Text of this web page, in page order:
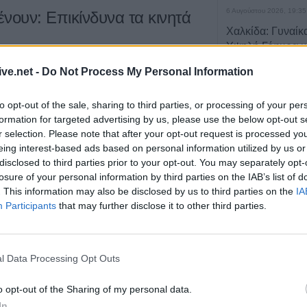
- Do Not Process My Personal Information
opt-out of the sale, sharing to third parties, or processing of your
for targeted advertising by us, please use the below opt-out
selection. Please note that after your opt-out request is processed
interest-based ads based on personal information utilized by us
to third parties prior to your opt-out. You may separately
of your personal information by third parties on the IAB’s list of
This information may also be disclosed by us to third parties on the
Participants that may further disclose it to other third parties.
Data Processing Opt Outs
opt-out of the Sharing of my personal data.
Επικίνδυνα τα κινητά
κινδύνου γιαεμφάνιση καρκίνου στον εγκέφαλο
από τον Παγκόσμιο Οργανισμό Υγείας (ΠΟΥ).
31 Μαΐου 2011, 23:15
συστήνει αποχή
νερού
οι οποίοι σχετίζονται με τις
στην ατμόσφαιρά στην Ευρώπη μετά το ατύχημα
δεν θεωρούνται πια «αμελητέoι»
6 Αυγούστου 2026, 19:35
Χαλκίδα:
Υψηλή Γέφυρα
Καλαμπάκα:
απεγκλώβισαν
από πτώση στη
6 Αυγούστου 2026, 19:29
Τροχαίο στην
συγκρούστηκε
νοσοκομείο ο
άνδρες για τον
6 Αυγούστου 2026, 17:50